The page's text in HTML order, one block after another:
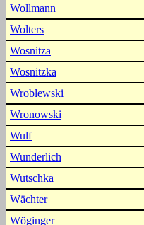
Wollmann
Wolters
Wosnitza
Wosnitzka
Wroblewski
Wronowski
Wulf
Wunderlich
Wutschka
Wächter
Wöginger